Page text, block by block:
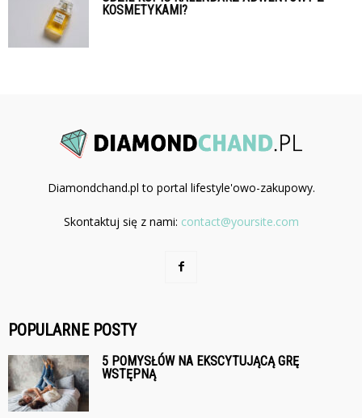
KOSMETYKAMI?
Diamondchand.pl to portal lifestyle'owo-zakupowy.
Skontaktuj się z nami: contact@yoursite.com
POPULARNE POSTY
5 POMYSŁÓW NA EKSCYTUJĄCĄ GRĘ
WSTĘPNĄ